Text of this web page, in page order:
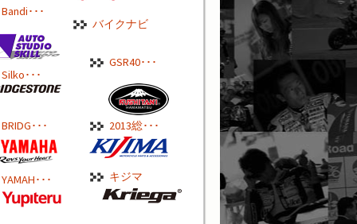
Bandi･･･
バイクナビ
Silko･･･
GSR40･･･
BRIDG･･･ 2013総･･･
YAMAH･･･ キジマ